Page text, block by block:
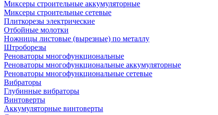
Миксеры строительные аккумуляторные
Миксеры строительные сетевые
Плиткорезы электрические
Отбойные молотки
Ножницы листовые (вырезные) по металлу
Штроборезы
Реноваторы многофункциональные
Реноваторы многофункциональные аккумуляторные
Реноваторы многофункциональные сетевые
Вибраторы
Глубинные вибраторы
Винтоверты
Аккумуляторные винтоверты